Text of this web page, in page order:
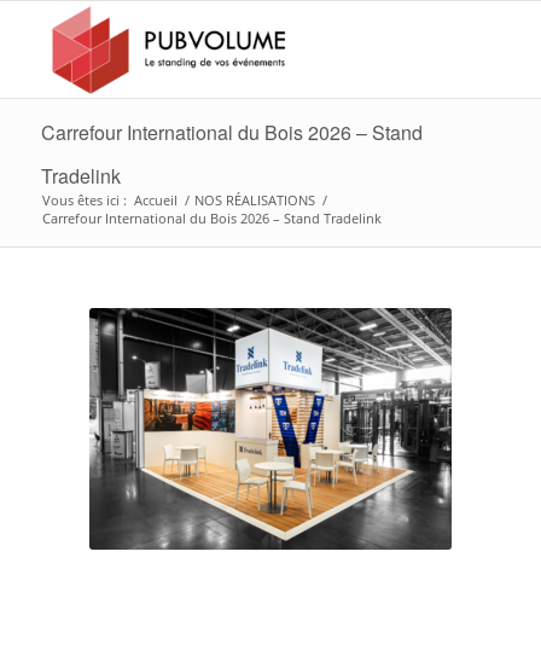
Carrefour International du Bois 2026 – Stand
Tradelink
Vous êtes ici : Accueil / NOS RÉALISATIONS /
Carrefour International du Bois 2026 – Stand Tradelink